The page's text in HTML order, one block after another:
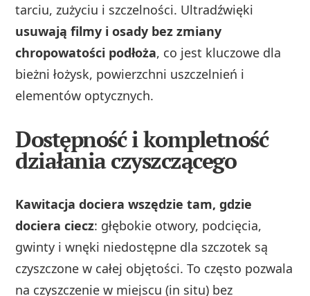
tarciu, zużyciu i szczelności. Ultradźwięki
usuwają filmy i osady bez zmiany
chropowatości podłoża, co jest kluczowe dla
bieżni łożysk, powierzchni uszczelnień i
elementów optycznych.
Dostępność i kompletność
działania czyszczącego
Kawitacja dociera wszędzie tam, gdzie
dociera ciecz: głębokie otwory, podcięcia,
gwinty i wnęki niedostępne dla szczotek są
czyszczone w całej objętości. To często pozwala
na czyszczenie w miejscu (in situ) bez